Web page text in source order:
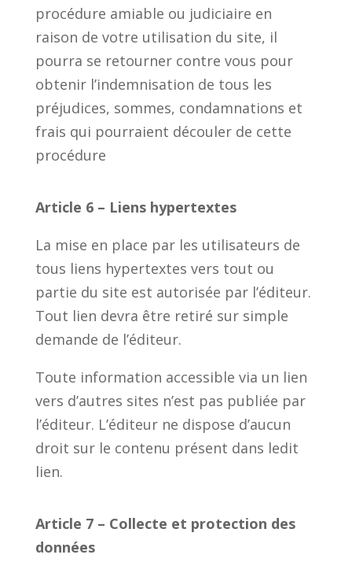
procédure amiable ou judiciaire en
raison de votre utilisation du site, il
pourra se retourner contre vous pour
obtenir l’indemnisation de tous les
préjudices, sommes, condamnations et
frais qui pourraient découler de cette
procédure
Article 6 – Liens hypertextes
La mise en place par les utilisateurs de
tous liens hypertextes vers tout ou
partie du site est autorisée par l’éditeur.
Tout lien devra être retiré sur simple
demande de l’éditeur.
Toute information accessible via un lien
vers d’autres sites n’est pas publiée par
l’éditeur. L’éditeur ne dispose d’aucun
droit sur le contenu présent dans ledit
lien.
Article 7 – Collecte et protection des
données